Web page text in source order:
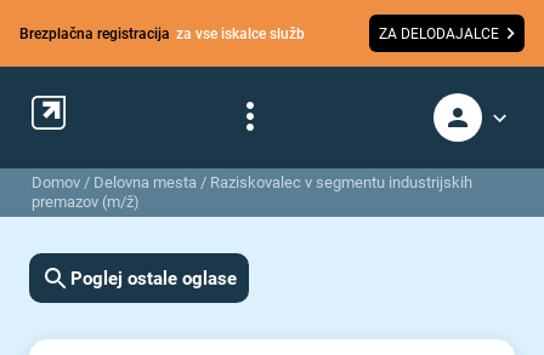
Brezplačna registracija za vse iskalce služb ZA DELODAJALCE
Domov / Delovna mesta / Raziskovalec v segmentu industrijskih
premazov (m/ž)
Poglej ostale oglase